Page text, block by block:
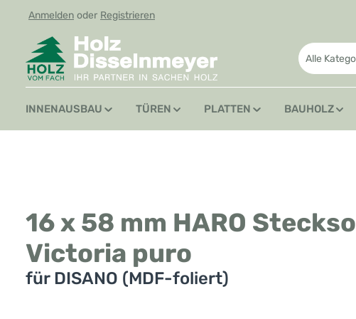
Hauptinhalt springen
Zur Suche springen
Zur Hauptnavigation springen
Anmelden oder Registrieren
Alle
INNENAUSBAU TÜREN PLATTEN BAUHOLZ
16 x 58 mm HARO
Victoria puro
für DISANO (MDF-foliert)